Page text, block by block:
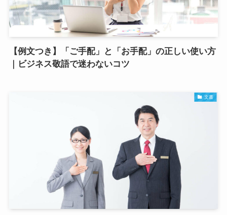
【例文つき】「ご手配」と「お手配」の正しい使い方
｜ビジネス敬語で迷わないコツ
文書